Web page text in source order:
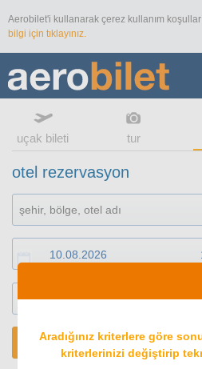
Aerobilet'i kullanarak çerez kullanım
bilgi için tıklayınız.
uçak bileti tur
otel rezervasyon
1 oda 2 konuk
ARA
Aradığınız kriterlere göre
kriterlerinizi değiştirip